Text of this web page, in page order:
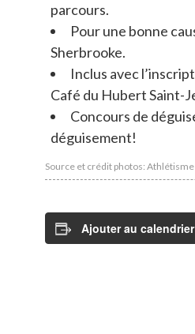
parcours.
Pour une bonne
Sherbrooke.
Inclus avec
Café du Hubert Saint-
Concours de
déguisement!
Source et crédit photos:
Ajouter au calendrier